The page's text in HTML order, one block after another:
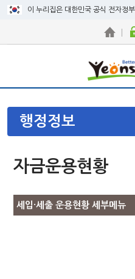
이 누리집은 대한민국 공식 전자정
행정정보
자금운용현황
세입·세출 운용현황 세부메뉴